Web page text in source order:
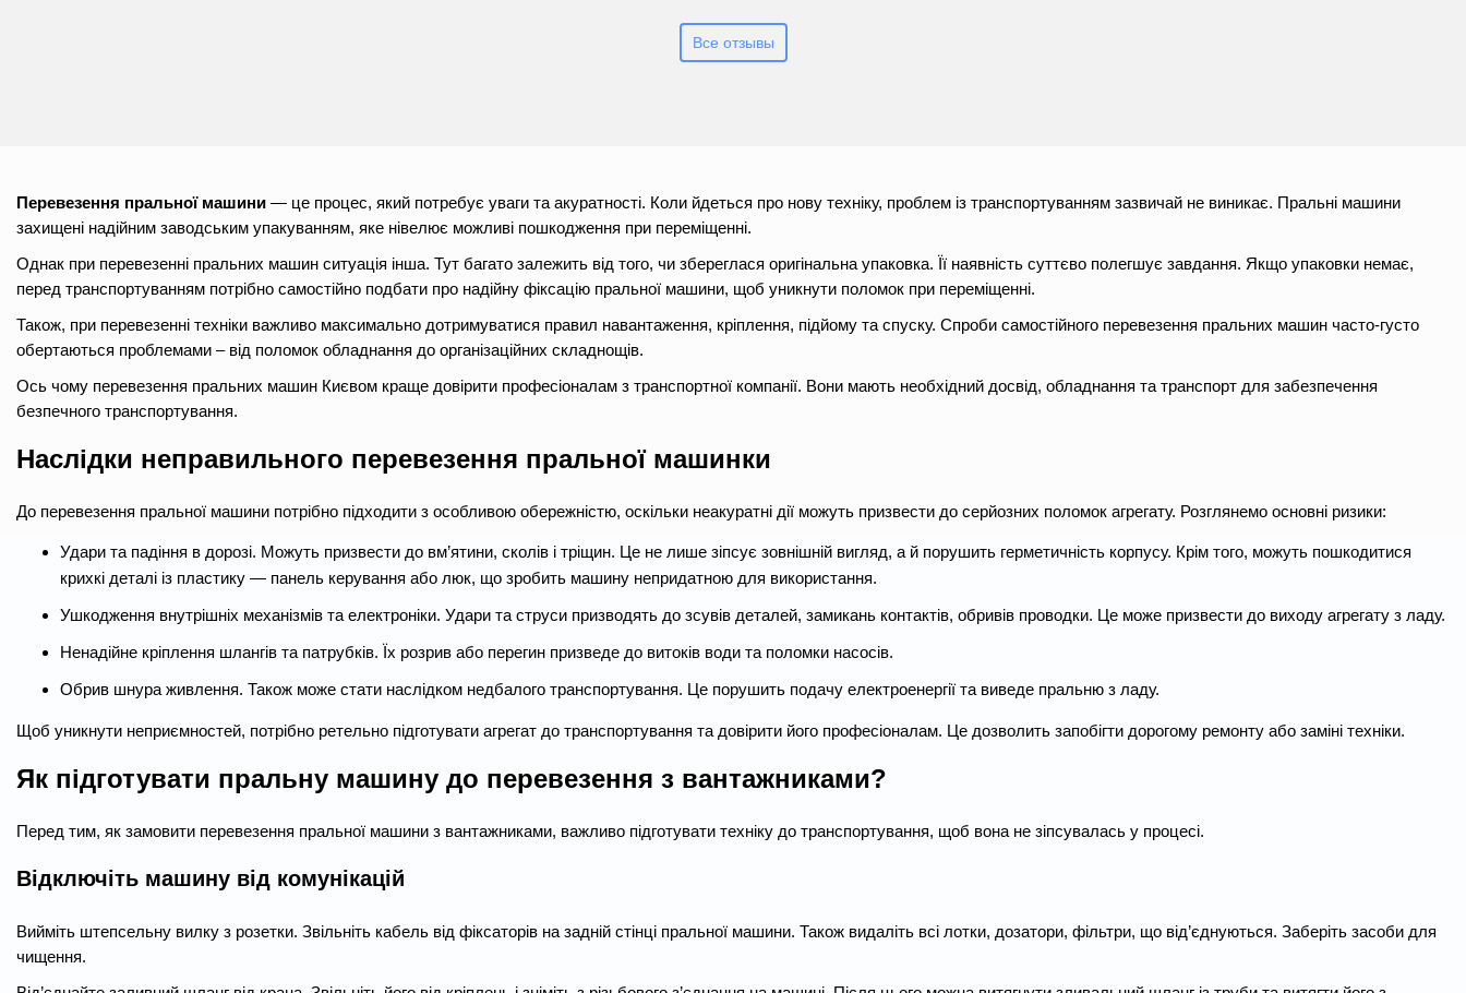
Все отзывы
Перевезення пральної машини — це процес, який потребує уваги та акуратності. Коли йдеться про нову техніку, проблем із транспортуванням зазвичай не виникає. Пральні машини
захищені надійним заводським упакуванням, яке нівелює можливі пошкодження при переміщенні.
Однак при перевезенні пральних машин ситуація інша. Тут багато залежить від того, чи збереглася оригінальна упаковка. Її наявність суттєво полегшує завдання. Якщо упаковки немає,
перед транспортуванням потрібно самостійно подбати про надійну фіксацію пральної машини, щоб уникнути поломок при переміщенні.
Також, при перевезенні техніки важливо максимально дотримуватися правил навантаження, кріплення, підйому та спуску. Спроби самостійного перевезення пральних машин часто-густо
обертаються проблемами – від поломок обладнання до організаційних складнощів.
Ось чому перевезення пральних машин Києвом краще довірити професіоналам з транспортної компанії. Вони мають необхідний досвід, обладнання та транспорт для забезпечення
безпечного транспортування.
Наслідки неправильного перевезення пральної машинки
До перевезення пральної машини потрібно підходити з особливою обережністю, оскільки неакуратні дії можуть призвести до серйозних поломок агрегату. Розглянемо основні ризики:
Удари та падіння в дорозі. Можуть призвести до вм’ятини, сколів і тріщин. Це не лише зіпсує зовнішній вигляд, а й порушить герметичність корпусу. Крім того, можуть пошкодитися
крихкі деталі із пластику — панель керування або люк, що зробить машину непридатною для використання.
Ушкодження внутрішніх механізмів та електроніки. Удари та струси призводять до зсувів деталей, замикань контактів, обривів проводки. Це може призвести до виходу агрегату з ладу.
Ненадійне кріплення шлангів та патрубків. Їх розрив або перегин призведе до витоків води та поломки насосів.
Обрив шнура живлення. Також може стати наслідком недбалого транспортування. Це порушить подачу електроенергії та виведе пральню з ладу.
Щоб уникнути неприємностей, потрібно ретельно підготувати агрегат до транспортування та довірити його професіоналам. Це дозволить запобігти дорогому ремонту або заміні техніки.
Як підготувати пральну машину до перевезення з вантажниками?
Перед тим, як замовити перевезення пральної машини з вантажниками, важливо підготувати техніку до транспортування, щоб вона не зіпсувалась у процесі.
Відключіть машину від комунікацій
Вийміть штепсельну вилку з розетки. Звільніть кабель від фіксаторів на задній стінці пральної машини. Також видаліть всі лотки, дозатори, фільтри, що від’єднуються. Заберіть засоби для
чищення.